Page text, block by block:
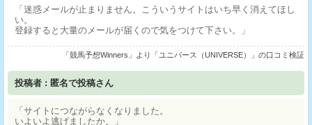
「迷惑メールが止まりません。こういうサイトはいち早く消えてほし
い。
登録すると大量のメールが届くので気をつけて下さい。」
「競馬予想Winners」より「ユニバース（UNIVERSE）」の口コミ検証
投稿者 : 匿名で投稿さん
「サイトにつながらなくなりました。
いよいよ逃げましたか。」